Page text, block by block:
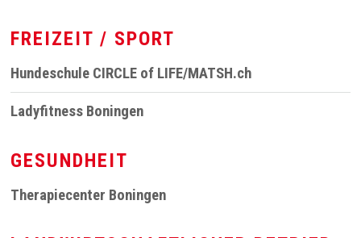
FREIZEIT / SPORT
Hundeschule CIRCLE of LIFE/MATSH.ch
Ladyfitness Boningen
GESUNDHEIT
Therapiecenter Boningen